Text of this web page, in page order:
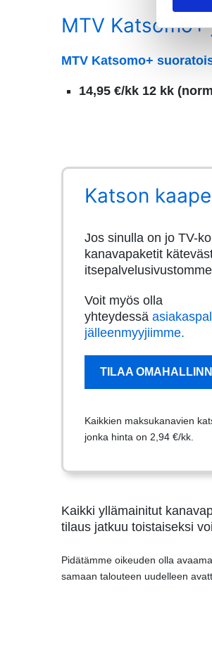
MTV
MTV Katsomo+
14,95 €/kk 12 kk
Katson
Jos sinulla on jo TV-
kanavapaketit
Voit myös olla
yhteydessä
jälleenmyyjiimme.
TILAA
Kaikkien maksukanavien
jonka hinta on 2,94 €/kk.
Kaikki yllämainitut
tilaus jatkuu toistaiseksi
Pidätämme oikeuden olla
samaan talouteen uudelleen